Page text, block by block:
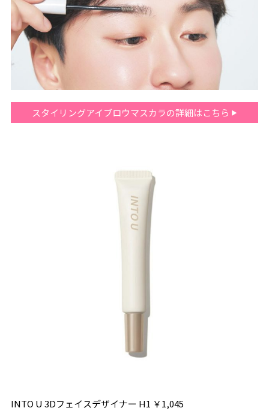
スタイリングアイブロウマスカラの詳細はこちら
INTO U 3Dフェイスデザイナー H1 ￥1,045